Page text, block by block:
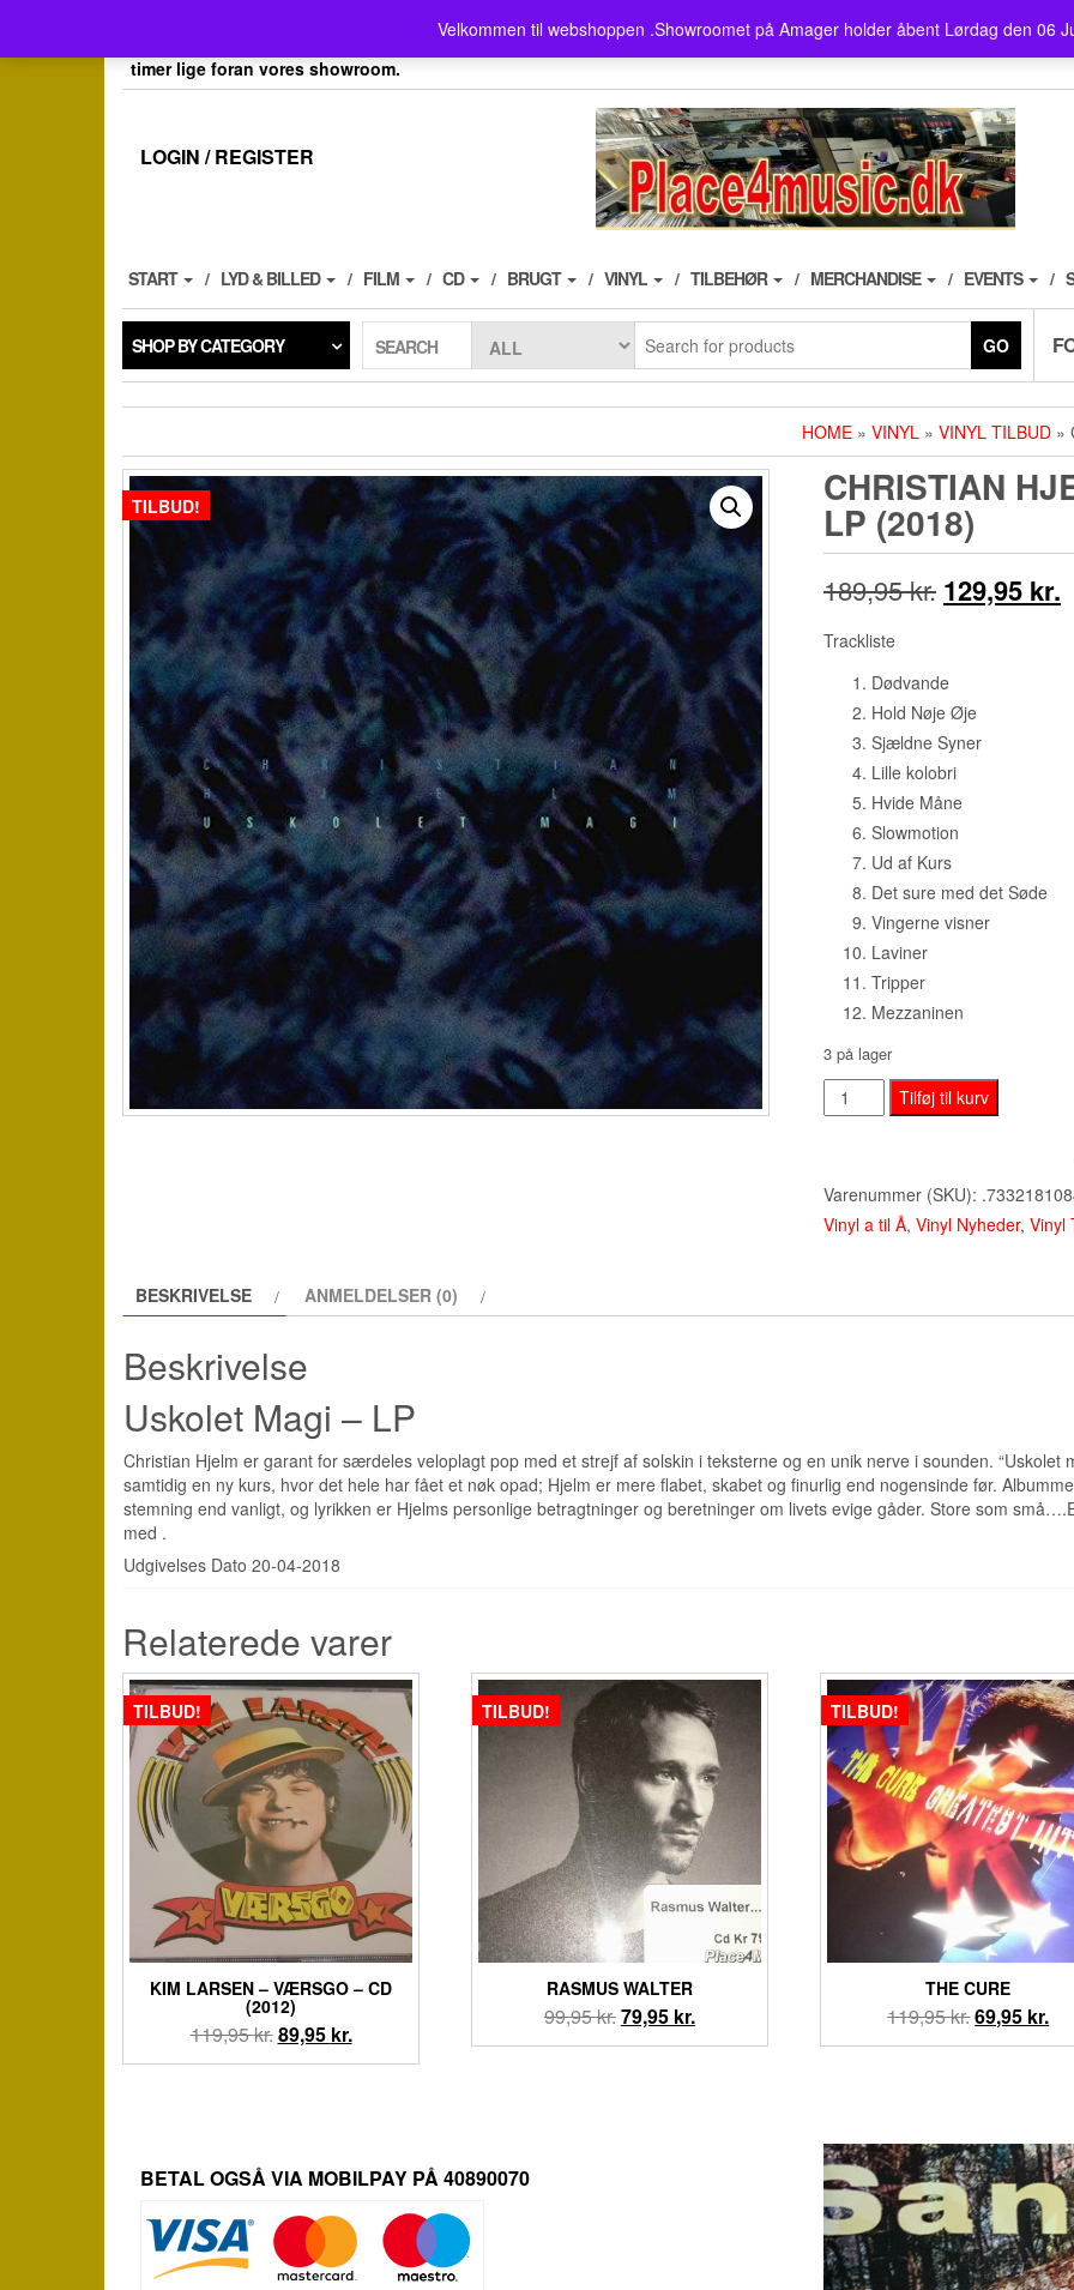
the
Velkommen til webshoppen .Showroomet på Amager holder åbent Lørdag den 06
Velkommen her i Place4music`s webshop . Vores showroom ligger på Amager ,
her kan du også afh.dine bestillinger efter aftale, husk der er fri parkering i 3
timer lige foran vores showroom.
LOGIN / REGISTER
START LYD & BILLED FILM CD BRUGT VINYL TILBEHØR MERCHANDISE EVENTS
SHOP BY CATEGORY SEARCH GO
HOME » VINYL » VINYL TILBUD »
TILBUD! CHRISTIAN
LP (2018)
189,95kr. Den
pris
var:
189,95 kr..
129,95 kr.
Trackliste
Dødvande
Hold Nøje Øje
Sjældne Syner
Lille kolobri
Hvide Måne
Slowmotion
Ud af Kurs
Det sure med det Søde
Vingerne visner
Laviner
Tripper
Mezzaninen
3 på lager
Christian
Hjelm
Uskolet
Magi
Tilføj til kurv
Varenummer (SKU):
Vinyl a til Å, Vinyl Nyheder, Vinyl
BESKRIVELSE ANMELDELSER (0)
Beskrivelse
Uskolet Magi – LP
Christian Hjelm er garant for særdeles veloplagt pop med et strejf af solskin i teksterne og en unik nerve i sounden. “Uskolet
samtidig en ny kurs, hvor det hele har fået et nøk opad; Hjelm er mere flabet, skabet og finurlig end nogensinde før.
stemning end vanligt, og lyrikken er Hjelms personlige betragtninger og beretninger om livets evige gåder. Store som
med .
Udgivelses Dato 20-04-2018
Relaterede varer
TILBUD!
KIM LARSEN ‎– VÆRSGO – CD
(2012)
119,95kr.Den
oprindelige
89,95 kr.Den
aktuelle
TILBUD!
RASMUS WALTER
99,95kr.Den
oprindelige
79,95 kr.Den
aktuelle
TILBUD!
THE CURE
119,95kr.Den
oprindelige
69,95 kr.Den
BETAL OGSÅ VIA MOBILPAY PÅ 40890070